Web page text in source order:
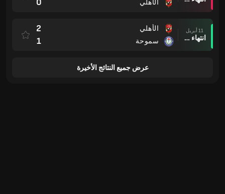
الأهلي
0
11 أبريل
انتهاء وقت المباراة
الأهلي
سموحة
2
1
عرض جميع النتائج الأخيرة